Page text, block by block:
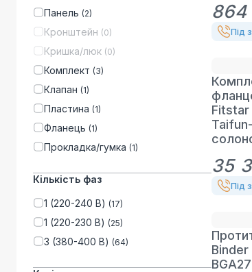
Панель (2)
Кронштейн (0)
Кришка/люк (0)
Комплект (3)
Клапан (1)
Пластина (1)
Фланець (1)
Прокладка/гумка (1)
Кількість фаз
1 (220-240 В) (17)
1 (220-230 В) (25)
3 (380-400 В) (64)
Під
Fitstar
35
Під